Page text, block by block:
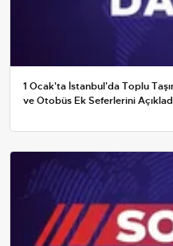
1 Ocak'ta İstanbul'da Toplu
ve Otobüs Ek Seferlerini